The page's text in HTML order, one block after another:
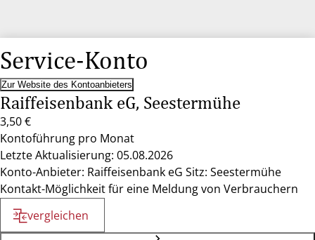
Service-Konto
Zur Website des Kontoanbieters
Raiffeisenbank eG, Seestermühe
3,50 €
Kontoführung pro Monat
Letzte Aktualisierung: 05.08.2026
Konto-Anbieter: Raiffeisenbank eG Sitz: Seestermühe
Kontakt-Möglichkeit für eine Meldung von Verbrauchern
vergleichen